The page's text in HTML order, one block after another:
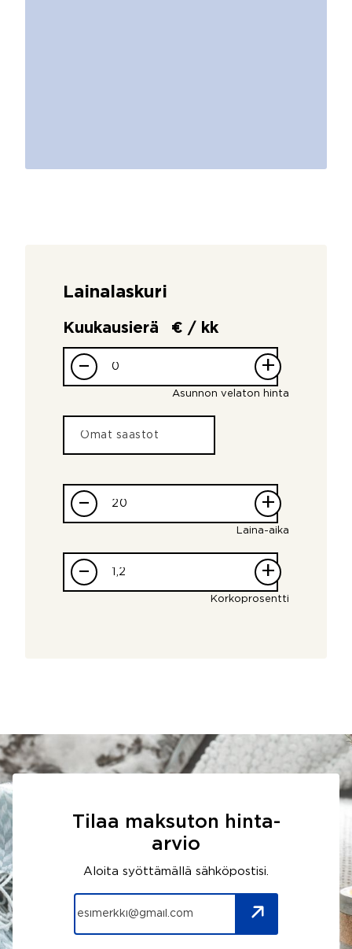
Lainalaskuri
Kuukausierä € / kk
– +
Asunnon velaton hinta
– +
Laina-aika
– +
Korkoprosentti
Tilaa maksuton hinta-
arvio
Aloita syöttämällä sähköpostisi.